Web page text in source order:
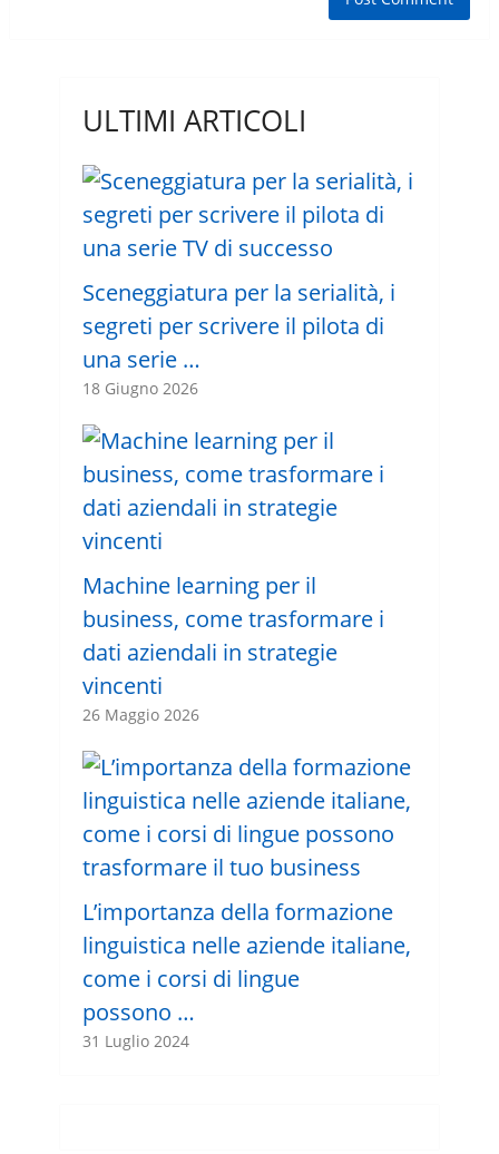
ULTIMI ARTICOLI
Sceneggiatura per la serialità, i
segreti per scrivere il pilota di
una serie …
18 Giugno 2026
Machine learning per il
business, come trasformare i
dati aziendali in strategie
vincenti
26 Maggio 2026
L’importanza della formazione
linguistica nelle aziende italiane,
come i corsi di lingue
possono …
31 Luglio 2024